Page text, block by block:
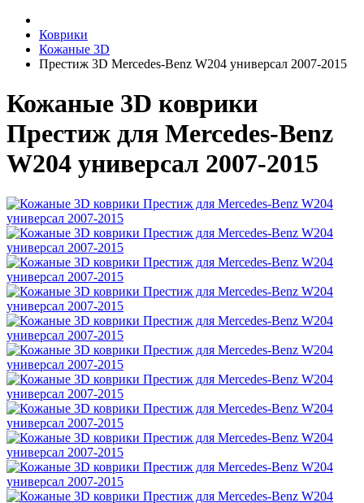
Коврики
Кожаные 3D
Престиж 3D Mercedes-Benz W204 универсал 2007-2015
Кожаные 3D коврики
Престиж для Mercedes-Benz
W204 универсал 2007-2015